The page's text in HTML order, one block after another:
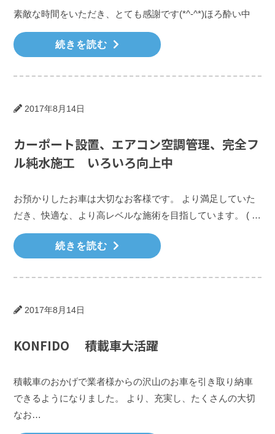
素敵な時間をいただき、とても感謝です(*^-^*)ほろ酔い中
続きを読む
2017年8月14日
カーポート設置、エアコン空調管理、完全フ
ル純水施工 いろいろ向上中
お預かりしたお車は大切なお客様です。 より満足していた
だき、快適な、より高レベルな施術を目指しています。 ( …
続きを読む
2017年8月14日
KONFIDO 積載車大活躍
積載車のおかげで業者様からの沢山のお車を引き取り納車
できるようになりました。 より、充実し、たくさんの大切
なお…